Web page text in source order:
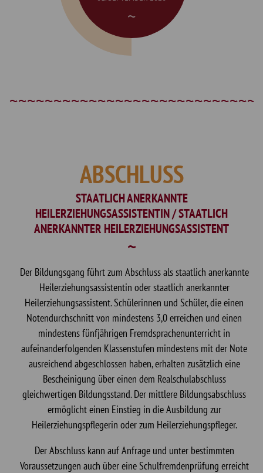
ABSCHLUSS
STAATLICH ANERKANNTE
HEILERZIEHUNGSASSISTENTIN / STAATLICH
ANERKANNTER HEILERZIEHUNGSASSISTENT
Der Bildungsgang führt zum Abschluss als staatlich anerkannte
Heilerziehungsassistentin oder staatlich anerkannter
Heilerziehungsassistent. Schülerinnen und Schüler, die einen
Notendurchschnitt von mindestens 3,0 erreichen und einen
mindestens fünfjährigen Fremdsprachenunterricht in
aufeinanderfolgenden Klassenstufen mindestens mit der Note
ausreichend abgeschlossen haben, erhalten zusätzlich eine
Bescheinigung über einen dem Realschulabschluss
gleichwertigen Bildungsstand. Der mittlere Bildungsabschluss
ermöglicht einen Einstieg in die Ausbildung zur
Heilerziehungspflegerin oder zum Heilerziehungspfleger.
Der Abschluss kann auf Anfrage und unter bestimmten
Voraussetzungen auch über eine Schulfremdenprüfung erreicht